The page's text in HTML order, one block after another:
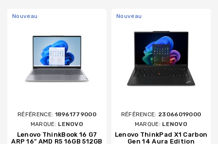
Nouveau
RÉFÉRENCE: 18961779000
MARQUE: LENOVO
Lenovo ThinkBook 16 G7
ARP 16" AMD R5 16GB 512GB
Nouveau
RÉFÉRENCE: 23066019000
MARQUE: LENOVO
Lenovo ThinkPad X1 Carbon
Gen 14 Aura Edition